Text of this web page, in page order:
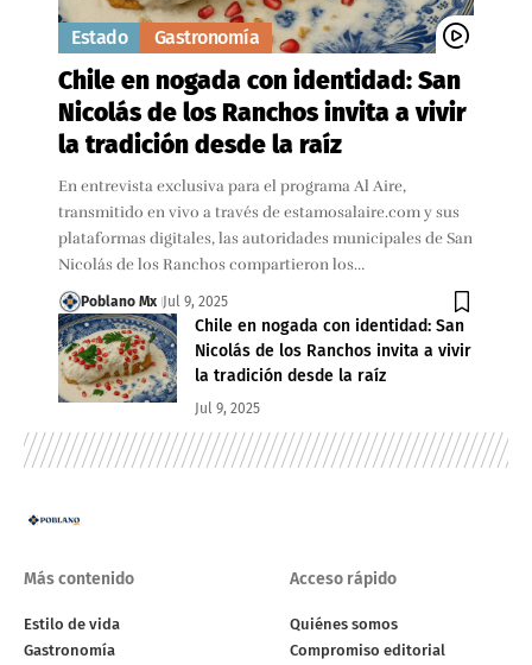
Estado Gastronomía
Chile en nogada con identidad: San
Nicolás de los Ranchos invita a vivir
la tradición desde la raíz
En entrevista exclusiva para el programa Al Aire,
transmitido en vivo a través de estamosalaire.com y sus
plataformas digitales, las autoridades municipales de San
Nicolás de los Ranchos compartieron los…
Poblano Mx Jul 9, 2025
Chile en nogada con identidad: San
Nicolás de los Ranchos invita a vivir
la tradición desde la raíz
Jul 9, 2025
Más contenido
Estilo de vida
Gastronomía
Acceso rápido
Quiénes somos
Compromiso editorial